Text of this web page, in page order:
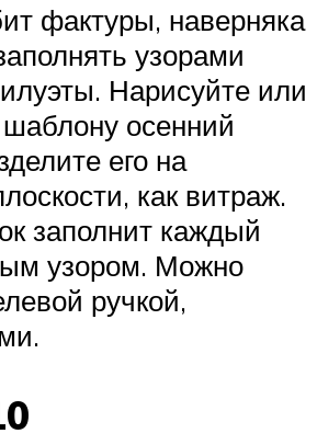
фактуры, наверняка
узорами
Нарисуйте или
осенний
его на
как витраж.
заполнит каждый
узором. Можно
ручкой,